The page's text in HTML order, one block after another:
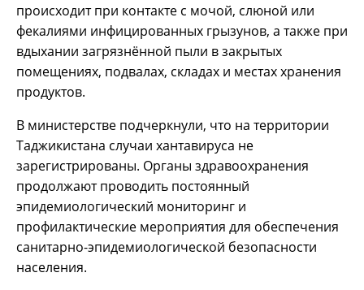
происходит при контакте с мочой, слюной или
фекалиями инфицированных грызунов, а также при
вдыхании загрязнённой пыли в закрытых
помещениях, подвалах, складах и местах хранения
продуктов.
В министерстве подчеркнули, что на территории
Таджикистана случаи хантавируса не
зарегистрированы. Органы здравоохранения
продолжают проводить постоянный
эпидемиологический мониторинг и
профилактические мероприятия для обеспечения
санитарно-эпидемиологической безопасности
населения.